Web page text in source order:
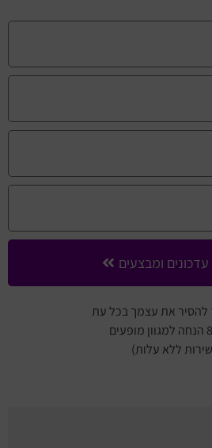
ומבצעים
להסיר את עצמך בכל עת
ללא עלות)